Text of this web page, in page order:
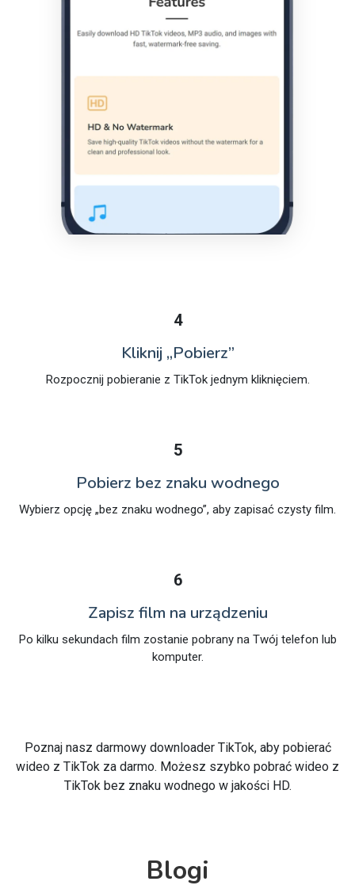
4
Kliknij „Pobierz”
Rozpocznij pobieranie z TikTok jednym kliknięciem.
5
Pobierz bez znaku wodnego
Wybierz opcję „bez znaku wodnego”, aby zapisać czysty film.
6
Zapisz film na urządzeniu
Po kilku sekundach film zostanie pobrany na Twój telefon lub
komputer.
Poznaj nasz darmowy downloader TikTok, aby pobierać
wideo z TikTok za darmo. Możesz szybko pobrać wideo z
TikTok bez znaku wodnego w jakości HD.
Blogi